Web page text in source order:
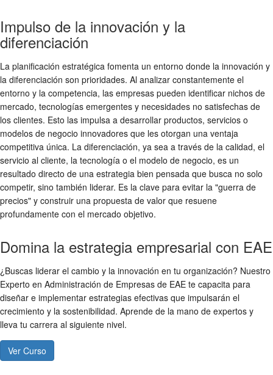
Impulso de la innovación y la
diferenciación
La planificación estratégica fomenta un entorno donde la innovación y
la diferenciación son prioridades. Al analizar constantemente el
entorno y la competencia, las empresas pueden identificar nichos de
mercado, tecnologías emergentes y necesidades no satisfechas de
los clientes. Esto las impulsa a desarrollar productos, servicios o
modelos de negocio innovadores que les otorgan una ventaja
competitiva única. La diferenciación, ya sea a través de la calidad, el
servicio al cliente, la tecnología o el modelo de negocio, es un
resultado directo de una estrategia bien pensada que busca no solo
competir, sino también liderar. Es la clave para evitar la "guerra de
precios" y construir una propuesta de valor que resuene
profundamente con el mercado objetivo.
Domina la estrategia empresarial con EAE
¿Buscas liderar el cambio y la innovación en tu organización? Nuestro
Experto en Administración de Empresas de EAE te capacita para
diseñar e implementar estrategias efectivas que impulsarán el
crecimiento y la sostenibilidad. Aprende de la mano de expertos y
lleva tu carrera al siguiente nivel.
Ver Curso